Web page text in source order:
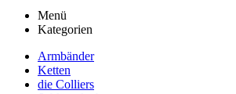
Menü
Kategorien
Armbänder
Ketten
die Colliers